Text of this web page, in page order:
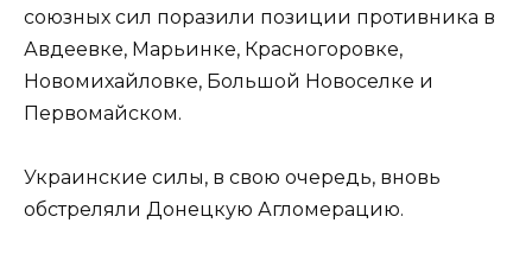
союзных сил поразили позиции противника в
Авдеевке, Марьинке, Красногоровке,
Новомихайловке, Большой Новоселке и
Первомайском.
Украинские силы, в свою очередь, вновь
обстреляли Донецкую Агломерацию.